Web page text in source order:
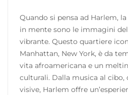
Quando si pensa ad Harlem,
in mente sono le immagini
vibrante. Questo quartiere
Manhattan, New York, è da
vita afroamericana e un
culturali. Dalla musica al cibo,
visive, Harlem offre